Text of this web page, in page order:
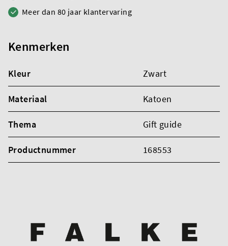
Meer dan 80 jaar klantervaring
Kenmerken
Kleur Zwart
Materiaal Katoen
Thema Gift guide
Productnummer 168553